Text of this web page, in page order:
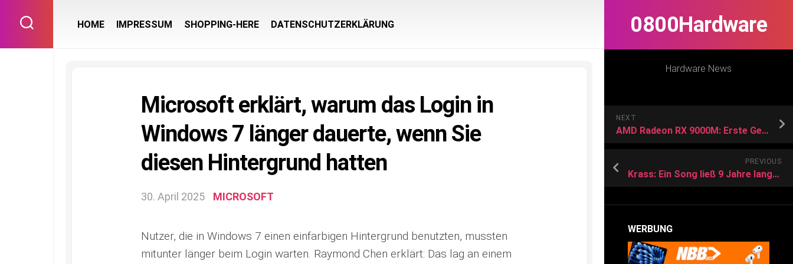
content
0800Hardware
Hardware News
NEXT
AMD Radeon RX 9000M: Erste Gerüchte zu RDNA-4-GPUs für Notebooks
PREVIOUS
Krass: Ein Song ließ 9 Jahre lang Laptops abstürzen – der Grund
WERBUNG
HOME IMPRESSUM SHOPPING-HERE DATENSCHUTZERKLÄRUNG
Microsoft erklärt, warum das Login in
Windows 7 länger dauerte, wenn Sie
diesen Hintergrund hatten
30. April 2025 MICROSOFT
Nutzer, die in Windows 7 einen einfarbigen Hintergrund benutzten, mussten
mitunter länger beim Login warten. Raymond Chen erklärt: Das lag an einem